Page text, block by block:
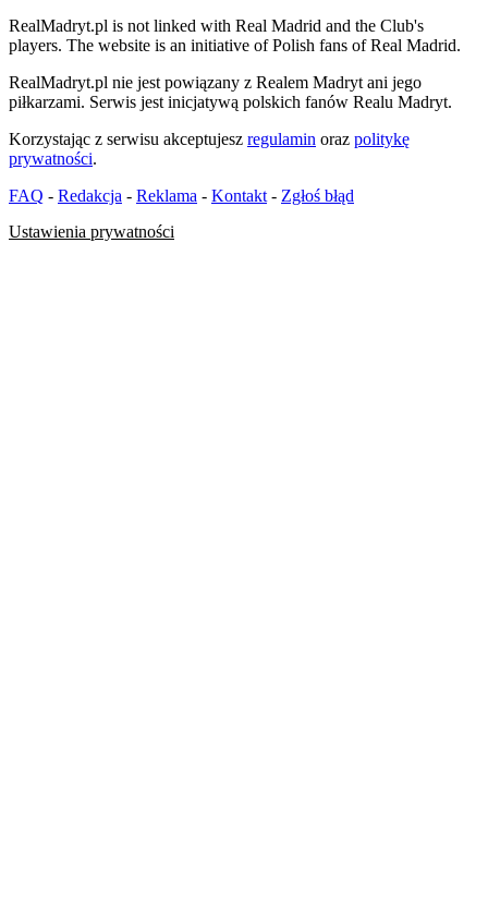
RealMadryt.pl is not linked with Real Madrid and the Club's
players. The website is an initiative of Polish fans of Real Madrid.
RealMadryt.pl nie jest powiązany z Realem Madryt ani jego
piłkarzami. Serwis jest inicjatywą polskich fanów Realu Madryt.
Korzystając z serwisu akceptujesz regulamin oraz politykę
prywatności.
FAQ - Redakcja - Reklama - Kontakt - Zgłoś błąd
Ustawienia prywatności